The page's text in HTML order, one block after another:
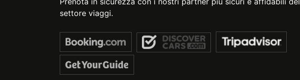
settore viaggi.